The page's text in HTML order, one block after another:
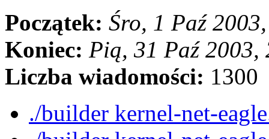
Początek: Śro, 1 Paź
Koniec: Pią, 31 Paź
Liczba wiadomości: 1300
./builder kernel-net-